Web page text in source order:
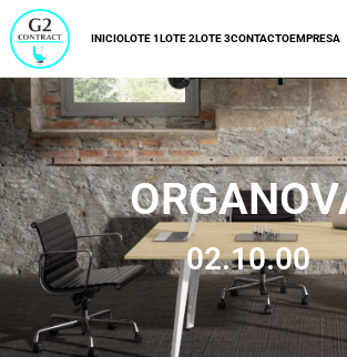
INICIOLOTE 1 LOTE 2LOTE 3CONTACTOEMPRESA
02.10.00